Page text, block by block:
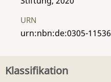
URN
urn:nbn:de:0305-11536
Klassifikation